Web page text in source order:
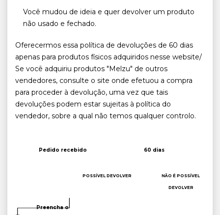
Você mudou de ideia e quer devolver um produto
não usado e fechado.
Oferecermos essa política de devoluções de 60 dias
apenas para produtos físicos adquiridos nesse website/
Se você adquiriu produtos "Melzu" de outros
vendedores, consulte o site onde efetuou a compra
para proceder à devolução, uma vez que tais
devoluções podem estar sujeitas à política do
vendedor, sobre a qual não temos qualquer controlo.
Pedido recebido 60 dias
POSSÍVEL DEVOLVER NÃO É POSSÍVEL
DEVOLVER
Preencha o